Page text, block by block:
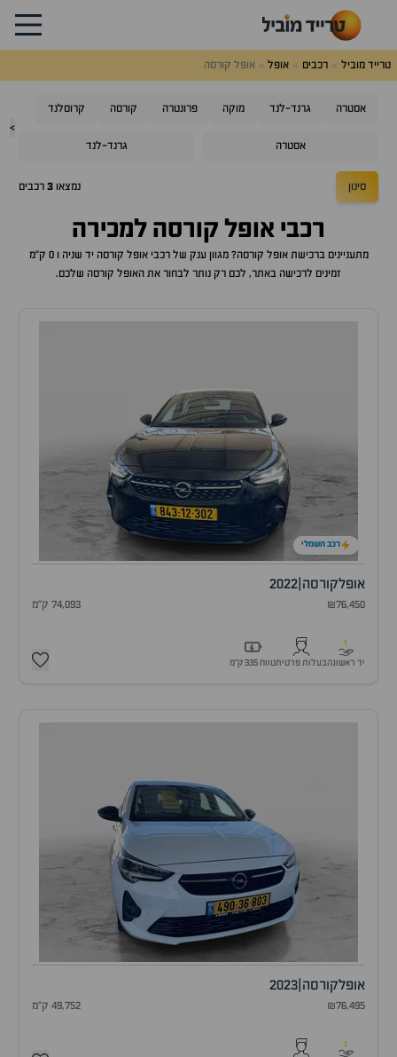
טרייד מוביל רכבים אופל אופל קורסה
>
אסטרה גרנד-לנד מוקה פרונטרה קורסה קרוסלנד
אסטרה גרנד-לנד
סינון נמצאו 3 רכבים
רכבי אופל קורסה למכירה
מתעניינים ברכישתאופל קורסה? מגוון ענק של רכביאופל קורסה
יד שניה ו 0 ק"מ
זמינים לרכישה באתר, לכם רק נותר לבחור את האופל קורסה שלכם.
רכב חשמלי
אופלקורסה 2022
₪76,450 74,093 ק"מ
1
יד ראשונהבעלות פרטיתטווח 335 ק״מ
אופלקורסה 2023
₪76,495 49,752 ק"מ
1